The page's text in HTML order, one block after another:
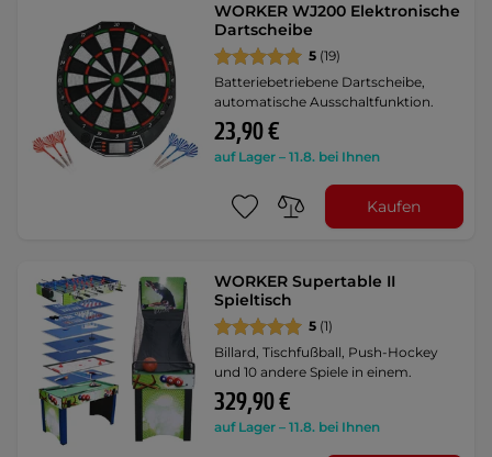
WORKER WJ200 Elektronische
Dartscheibe
5 (19)
Batteriebetriebene Dartscheibe,
automatische Ausschaltfunktion.
23,90 €
auf Lager – 11.8. bei Ihnen
Kaufen
WORKER Supertable II
Spieltisch
5 (1)
Billard, Tischfußball, Push-Hockey
und 10 andere Spiele in einem.
329,90 €
auf Lager – 11.8. bei Ihnen